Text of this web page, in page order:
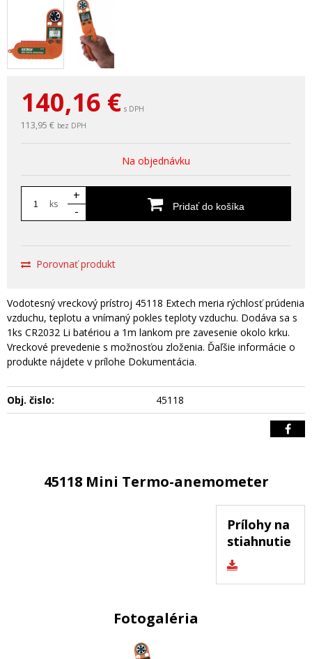
140,16 € s DPH
113,95 € bez DPH
Na objednávku
ks
+
-
Pridať do košíka
Porovnať produkt
Vodotesný vreckový prístroj 45118 Extech meria rýchlosť prúdenia
vzduchu, teplotu a vnímaný pokles teploty vzduchu. Dodáva sa s
1ks CR2032 Li batériou a 1m lankom pre zavesenie okolo krku.
Vreckové prevedenie s možnosťou zloženia. Ďaľšie informácie o
produkte nájdete v prílohe Dokumentácia.
Obj. čislo: 45118
45118 Mini Termo-anemometer
Prílohy na
stiahnutie
Fotogaléria